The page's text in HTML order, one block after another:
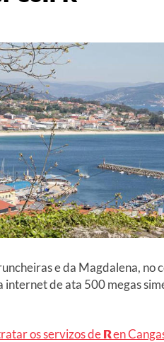
e da Magdalena, no
de ata 500 megas
os servizos deRen